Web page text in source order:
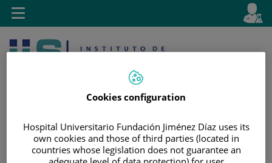
Saltar al contenido
activo
es
Buscar
Toggle
navigation
Cookies configuration
Hospital Universitario Fundación Jiménez Díaz uses its
own cookies and those of third parties (located in
countries whose legislation does not guarantee an